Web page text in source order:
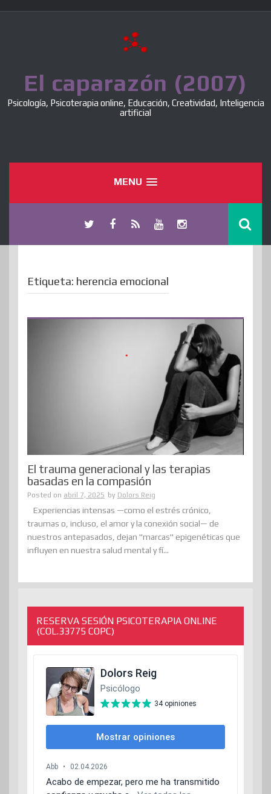
El caparazón (2007)
Psicología, Psicoterapia online, Educación, Creatividad, Inteligencia
artificial
MENU
Etiqueta: herencia emocional
El trauma generacional y las terapias
basadas en la compasión
Posted on abril 7, 2025 by Dolors Reig
Experiencias intensas —como el estrés crónico,
traumas o, incluso, el amor y la conexión social— de
nuestros antepasados, dejan "marcas" epigenéticas que
influyen en nuestra salud mental y fí...
RESERVA SESIÓN PSICOTERAPIA ONLINE
(COL.33775 COPC)